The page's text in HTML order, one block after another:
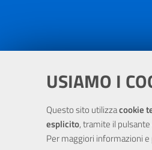
USIAMO I
Questo sito utilizzacookie
esplicito, tramite il pulsante
Per maggiori informazioni
Portale